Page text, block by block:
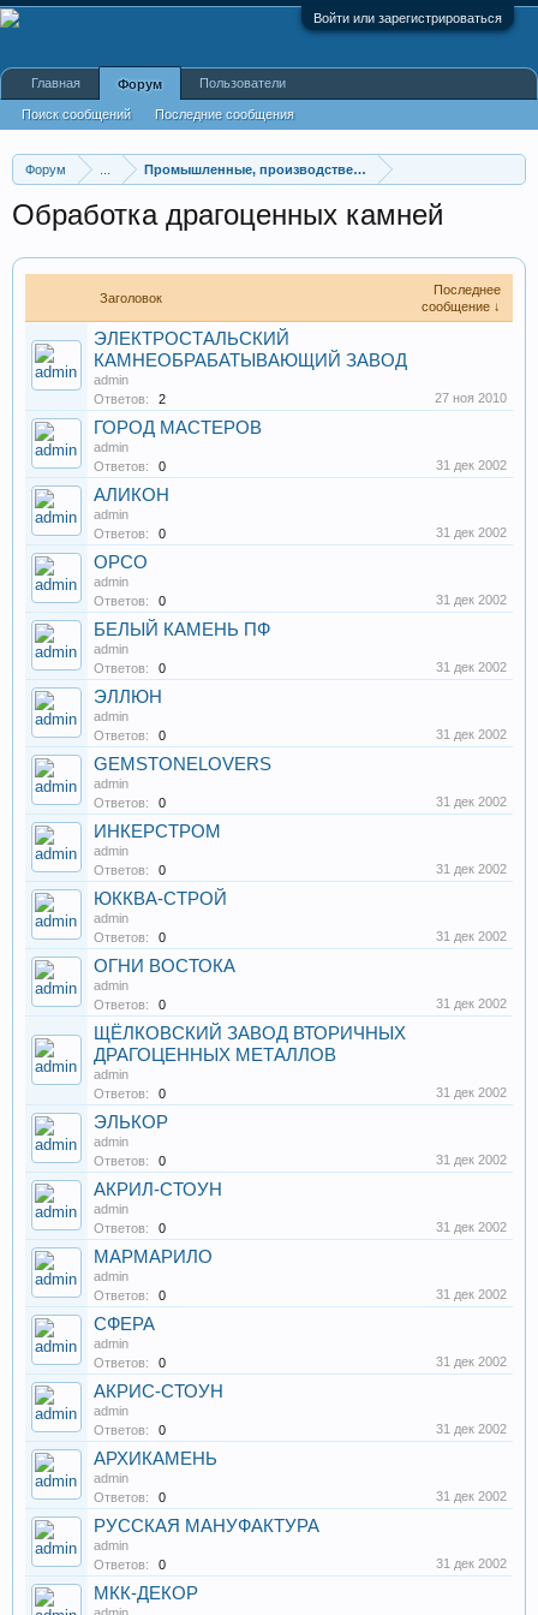
Войти или зарегистрироваться
Форум Промышленные, производственные и перерабатывающие
Обработка драгоценных камней
Заголовок
Последнее
сообщение ↓
ЭЛЕКТРОСТАЛЬСКИЙ
КАМНЕОБРАБАТЫВАЮЩИЙ ЗАВОД
admin
Ответов:
2 27 ноя 2010
ГОРОД МАСТЕРОВ
admin
Ответов:
0 31 дек 2002
АЛИКОН
admin
Ответов:
0 31 дек 2002
ОРСО
admin
Ответов:
0 31 дек 2002
БЕЛЫЙ КАМЕНЬ ПФ
admin
Ответов:
0 31 дек 2002
ЭЛЛЮН
admin
Ответов:
0 31 дек 2002
GEMSTONELOVERS
admin
Ответов:
0 31 дек 2002
ИНКЕРСТРОМ
admin
Ответов:
0 31 дек 2002
ЮККВА-СТРОЙ
admin
Ответов:
0 31 дек 2002
ОГНИ ВОСТОКА
admin
Ответов:
0 31 дек 2002
ЩЁЛКОВСКИЙ ЗАВОД ВТОРИЧНЫХ
ДРАГОЦЕННЫХ МЕТАЛЛОВ
admin
Ответов:
0 31 дек 2002
ЭЛЬКОР
admin
Ответов:
0 31 дек 2002
АКРИЛ-СТОУН
admin
Ответов:
0 31 дек 2002
МАРМАРИЛО
admin
Ответов:
0 31 дек 2002
СФЕРА
admin
Ответов:
0 31 дек 2002
АКРИС-СТОУН
admin
Ответов:
0 31 дек 2002
АРХИКАМЕНЬ
admin
Ответов:
0 31 дек 2002
РУССКАЯ МАНУФАКТУРА
admin
Ответов:
0 31 дек 2002
МКК-ДЕКОР
Главная Форум
Поиск сообщений Последние сообщения
Пользователи